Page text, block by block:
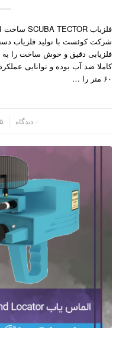
فلزیابی دقیق و خوش ساخت را به
کاملا ضد آب بوده و توانایی
۶۰ متر را …
۰ دیدگاه ۲۵